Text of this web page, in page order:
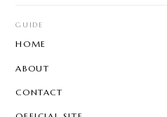
GUIDE
HOME
ABOUT
CONTACT